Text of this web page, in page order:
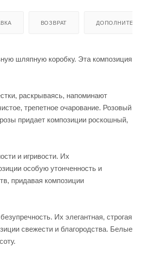
ВОЗВРАТ
шляпную коробку. Эта композиция
раскрываясь, напоминают
трепетное очарование. Розовый
придает композиции роскошный,
и игривости. Их
особую утонченность и
придавая композиции
Их элегантная, строгая
свежести и благородства. Белые